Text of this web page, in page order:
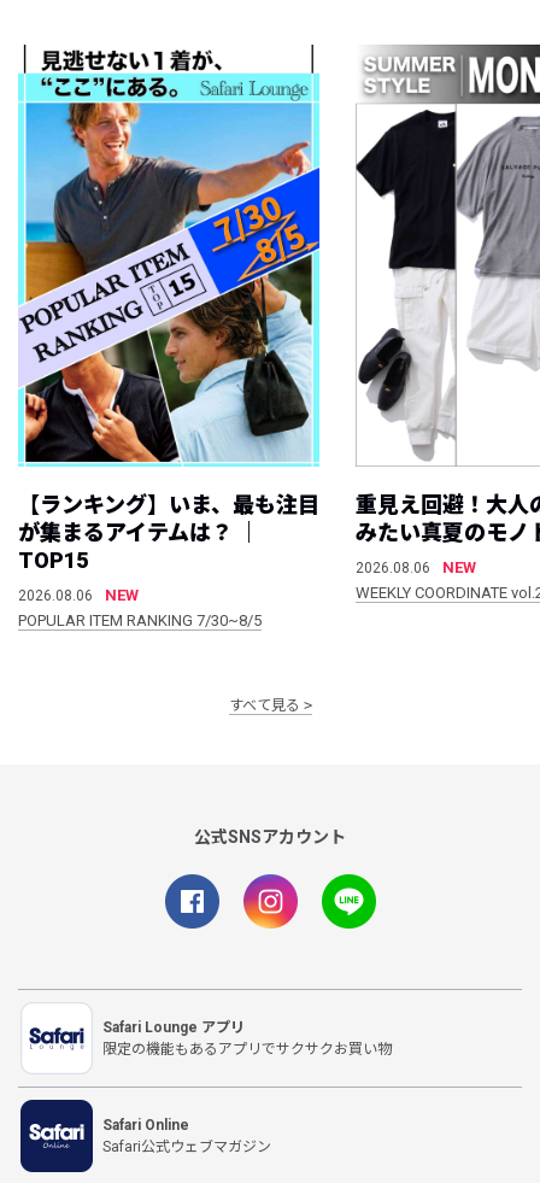
【ランキング】いま、最も注目
が集まるアイテムは？ ｜
TOP15
2026.08.06
NEW
POPULAR ITEM RANKING 7/30~8/5
重見え回避！大人
みたい真夏のモノ
2026.08.06
NEW
WEEKLY COORDINATE
すべて見る
公式SNSアカウント
Safari Lounge アプリ
限定の機能もあるアプリでサクサクお買い物
Safari Online
Safari公式ウェブマガジン